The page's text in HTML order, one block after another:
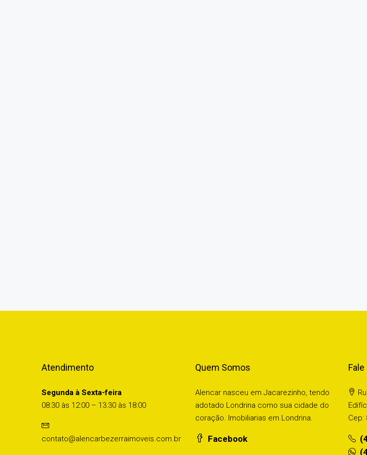
Atendimento
Segunda à Sexta-feira
08:30 às 12:00 – 13:30 às 18:00
contato@alencarbezerraimoveis.com.br
Quem Somos
Alencar nasceu em Jacarezinho, tendo
adotado Londrina como sua cidade do
coração. Imobiliarias em Londrina.
Facebook
Cep: